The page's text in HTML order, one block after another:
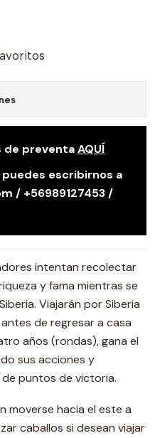
de preventaAQUÍ
escribirnos a
/ +56989127453 /
intentan recolectar
y fama mientras se
Viajarán por Siberia
de regresar a casa
años (rondas), gana el
sus acciones y
puntos de victoria.
moverse hacia el este a
caballos si desean viajar